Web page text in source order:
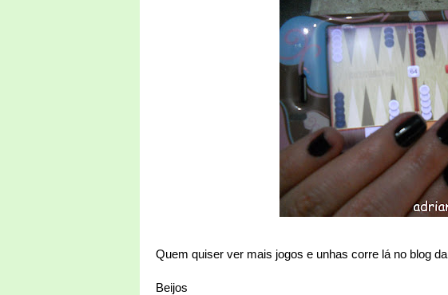
Quem quiser ver mais jogos e unhas corre lá no blog da
Beijos